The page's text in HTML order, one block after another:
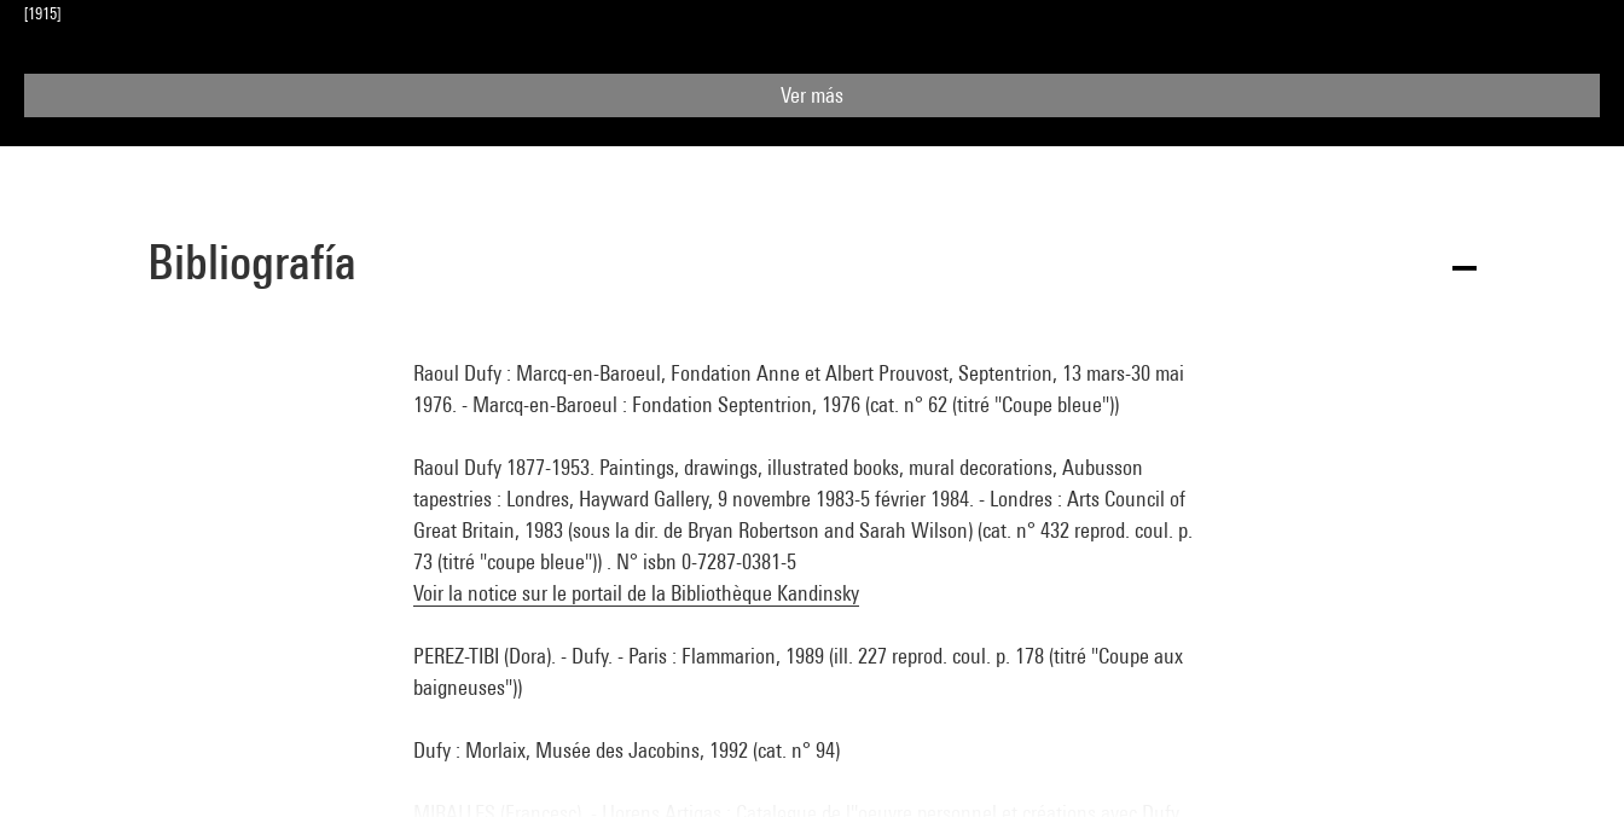
[1915]
Ver más
Bibliografía
Raoul Dufy : Marcq-en-Baroeul, Fondation Anne et Albert Prouvost, Septentrion, 13 mars-30 mai
1976. - Marcq-en-Baroeul : Fondation Septentrion, 1976 (cat. n° 62 (titré "Coupe bleue"))
Raoul Dufy 1877-1953. Paintings, drawings, illustrated books, mural decorations, Aubusson
tapestries : Londres, Hayward Gallery, 9 novembre 1983-5 février 1984. - Londres : Arts Council of
Great Britain, 1983 (sous la dir. de Bryan Robertson and Sarah Wilson) (cat. n° 432 reprod. coul. p.
73 (titré "coupe bleue")) . N° isbn 0-7287-0381-5
Voir la notice sur le portail de la Bibliothèque Kandinsky
PEREZ-TIBI (Dora). - Dufy. - Paris : Flammarion, 1989 (ill. 227 reprod. coul. p. 178 (titré "Coupe aux
baigneuses"))
Dufy : Morlaix, Musée des Jacobins, 1992 (cat. n° 94)